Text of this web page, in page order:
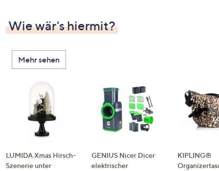
Wie wär's hiermit?
Mehr sehen
LUMIDA Xmas Hirsch-
Szenerie unter
GENIUS Nicer Dicer
elektrischer
KIPLING®